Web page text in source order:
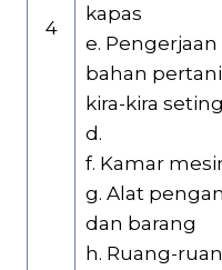
4
kapas
e.
bahan
kira-kira
d.
f. Kamar
g. Alat
dan barang
h. Ruang-